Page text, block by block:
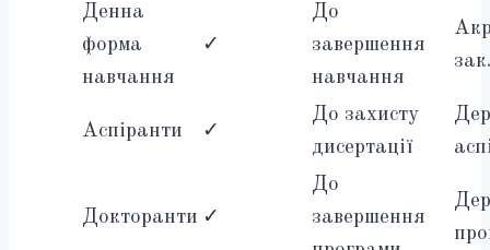
Денна
форма
навчання
✓
До
завершення
навчання
Аспіранти ✓
До захисту
дисертації
Докторанти ✓
До
завершення